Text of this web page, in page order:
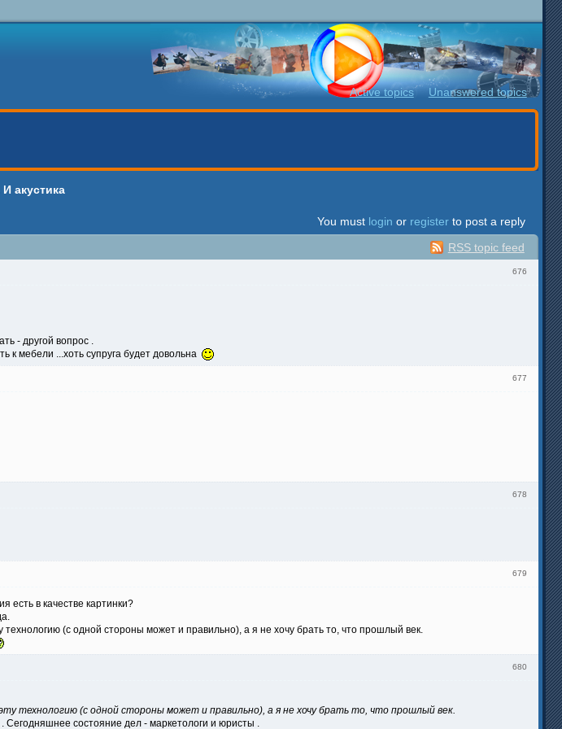
Active topics Unanswered topics
акустика
You must login or register to post a reply
RSS topic feed
676
- другой вопрос .
к мебели ...хоть супруга будет довольна
677
678
679
есть в качестве картинки?
(с одной стороны может и правильно), а я не хочу брать то, что прошлый век.
680
технологию (с одной стороны может и правильно), а я не хочу брать то, что прошлый век.
Сегодняшнее состояние дел - маркетологи и юристы .